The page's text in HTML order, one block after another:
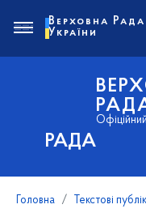
РАДА
Верховна Рада
України
Головна Текстові